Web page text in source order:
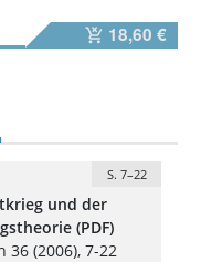
18,60 €
S. 7–22
und der
(PDF)
36 (2006), 7-22